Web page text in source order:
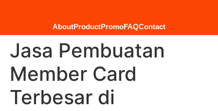
AboutProductPromoFAQContact
Jasa Pembuatan
Member Card
Terbesar di